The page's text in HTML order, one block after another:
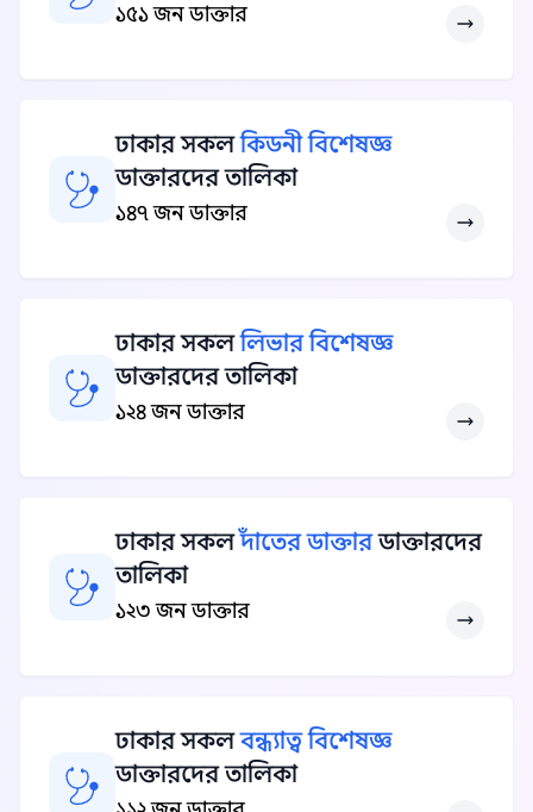
১৫১ জন ডাক্তার
ঢাকার সকলকিডনী বিশেষজ্ঞ
ডাক্তারদের তালিকা
১৪৭ জন ডাক্তার
ঢাকার সকললিভার বিশেষজ্ঞ
ডাক্তারদের তালিকা
১২৪ জন ডাক্তার
ঢাকার সকলদাঁতের ডাক্তারডাক্তারদের
তালিকা
১২৩ জন ডাক্তার
ঢাকার সকলবন্ধ্যাত্ব বিশেষজ্ঞ
ডাক্তারদের তালিকা